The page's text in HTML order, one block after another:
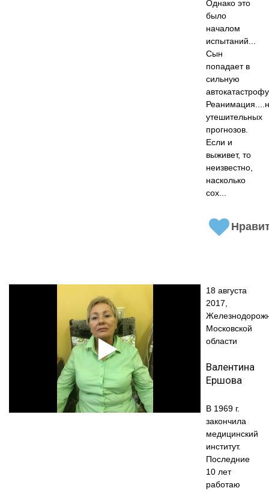
Однако это
было
началом
испытаний...
Сын
попадает в
сильную
утешительных
прогнозов.
Если и
выживет, то
неизвестно,
насколько
сох...
18 августа
2017,
Московской
области
Валентина
Ершова
В 1969 г.
закончила
медицинский
институт.
Последние
10 лет
работаю